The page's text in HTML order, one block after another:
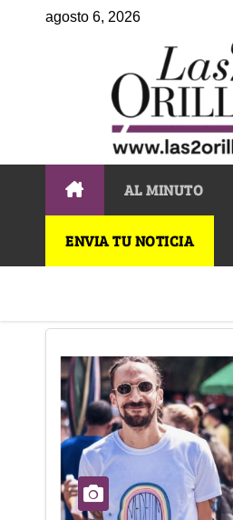
agosto 6, 2026
AL MINUTO
ENVIA TU NOTICIA